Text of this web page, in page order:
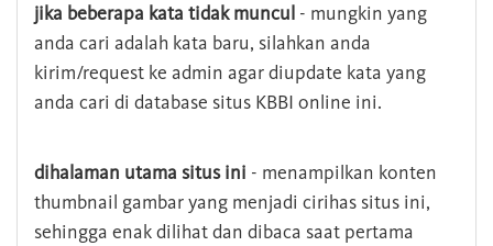
jika beberapa kata tidak muncul - mungkin yang
anda cari adalah kata baru, silahkan anda
kirim/request ke admin agar diupdate kata yang
anda cari di database situs KBBI online ini.
dihalaman utama situs ini - menampilkan konten
thumbnail gambar yang menjadi cirihas situs ini,
sehingga enak dilihat dan dibaca saat pertama